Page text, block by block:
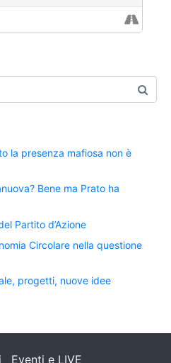
la presenza mafiosa non è
Bene ma Prato ha
Partito d’Azione
Circolare nella questione
progetti, nuove idee
Eventi e LIVE